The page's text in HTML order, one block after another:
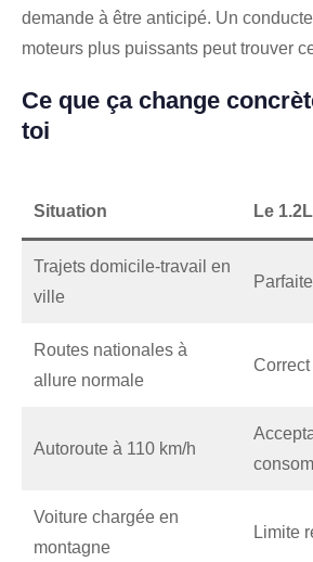
demande à être anticipé. Un
moteurs plus puissants peut trouver
Ce que ça change
toi
Situation Le
Trajets domicile-travail en
ville
Routes nationales à
allure normale
Autoroute à 110 km/h
Voiture chargée en
montagne
Limite